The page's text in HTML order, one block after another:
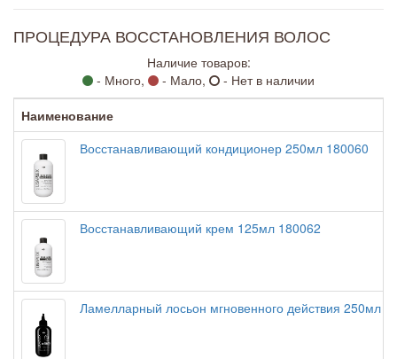
ПРОЦЕДУРА ВОССТАНОВЛЕНИЯ ВОЛОС
Наличие товаров:
- Много,
- Мало,
- Нет в наличии
Наименование
Восстанавливающий кондиционер 250мл 180060
Восстанавливающий крем 125мл 180062
Ламелларный лосьон мгновенного действия 250мл